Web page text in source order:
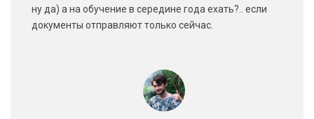
ну да) а на обучение в середине года ехать?.. если
документы отправляют только сейчас.